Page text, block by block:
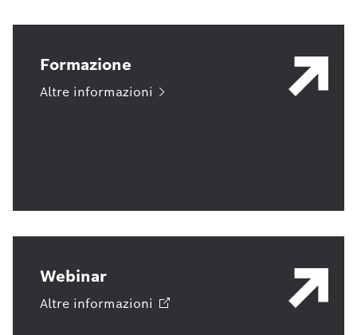
Formazione
Altre informazioni
Webinar
Altre informazioni